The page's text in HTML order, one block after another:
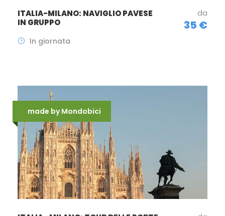
ITALIA-MILANO: NAVIGLIO PAVESE
IN GRUPPO
da
35 €
In giornata
made by Mondobici